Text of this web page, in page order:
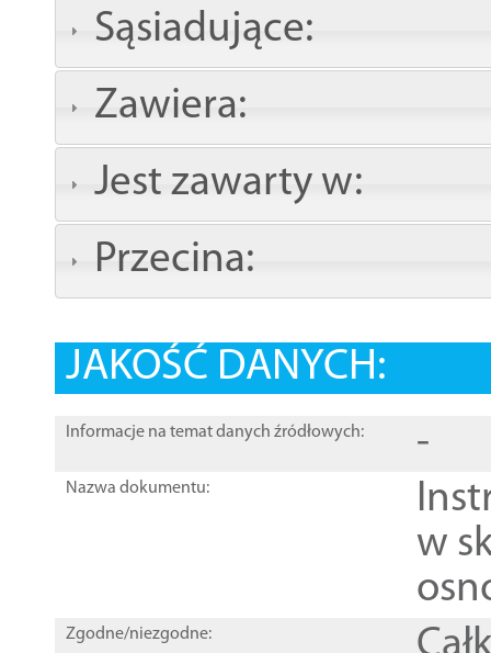
Sąsiadujące:
Zawiera:
Jest zawarty w:
Przecina:
JAKOŚĆ DANYCH:
Informacje na temat danych źródłowych: -
Nazwa dokumentu:
w
Zgodne/niezgodne: